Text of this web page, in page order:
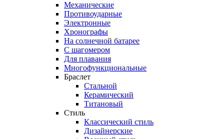
Механические
Противоударные
Электронные
Хронографы
На солнечной батарее
С шагомером
Для плавания
Многофункциональные
Браслет
Стальной
Керамический
Титановый
Стиль
Классический стиль
Дизайнерские